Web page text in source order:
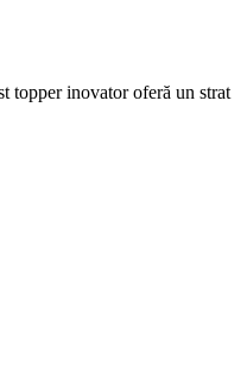
topper inovator oferă un strat